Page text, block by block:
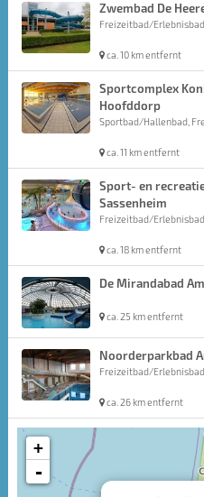
Zwembad De
Freizeitbad/Erlebnisbad
ca. 10 km entfernt
Sportcomplex
Hoofddorp
Sportbad/Hallenbad,
ca. 11 km entfernt
Sport- en
Sassenheim
Freizeitbad/Erlebnisbad
ca. 18 km entfernt
De Mirandabad
ca. 25 km entfernt
Noorderparkbad
Freizeitbad/
ca. 26 km entfernt
+
-